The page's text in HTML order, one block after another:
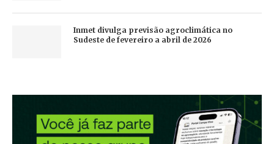
Inmet divulga previsão agroclimática no
Sudeste de fevereiro a abril de 2026